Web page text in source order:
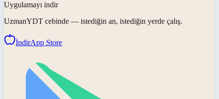
Uygulamayı indir
UzmanYDT cebinde — istediğin an, istediğin yerde çalış.
İndirApp Store